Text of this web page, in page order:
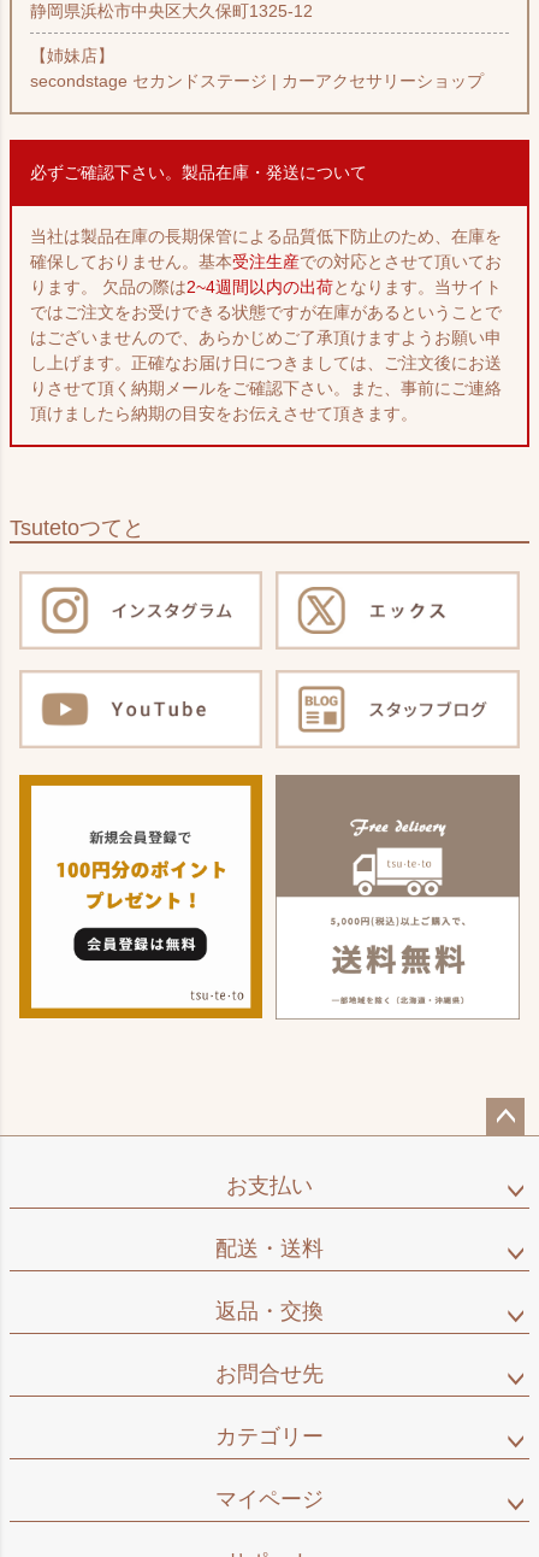
静岡県浜松市中央区大久保町1325-12
【姉妹店】
secondstage セカンドステージ | カーアクセサリーショップ
必ずご確認下さい。製品在庫・発送について
当社は製品在庫の長期保管による品質低下防止のため、在庫を
確保しておりません。基本受注生産での対応とさせて頂いてお
ります。 欠品の際は2~4週間以内の出荷となります。当サイト
ではご注文をお受けできる状態ですが在庫があるということで
はございませんので、あらかじめご了承頂けますようお願い申
し上げます。正確なお届け日につきましては、ご注文後にお送
りさせて頂く納期メールをご確認下さい。また、事前にご連絡
頂けましたら納期の目安をお伝えさせて頂きます。
Tsutetoつてと
ップ
お支払い
配送・送料
返品・交換
お問合せ先
カテゴリー
マイページ